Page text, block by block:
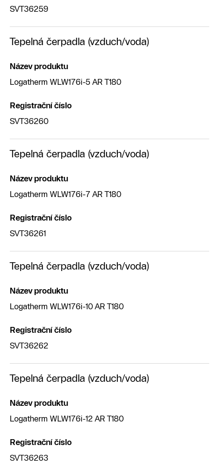
SVT36259
Tepelná čerpadla (vzduch/voda)
Název produktu
Logatherm WLW176i-5 AR T180
Registrační číslo
SVT36260
Tepelná čerpadla (vzduch/voda)
Název produktu
Logatherm WLW176i-7 AR T180
Registrační číslo
SVT36261
Tepelná čerpadla (vzduch/voda)
Název produktu
Logatherm WLW176i-10 AR T180
Registrační číslo
SVT36262
Tepelná čerpadla (vzduch/voda)
Název produktu
Logatherm WLW176i-12 AR T180
Registrační číslo
SVT36263